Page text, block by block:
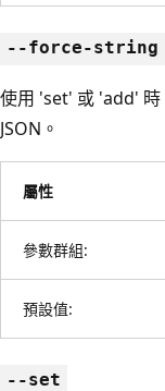
--force-string
使用 'set' 或 'add' 時
JSON。
屬性
參數群組:
預設值:
--set